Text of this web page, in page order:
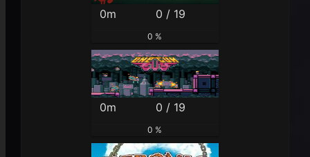
0m 0 / 19
0 %
0m 0 / 19
0 %